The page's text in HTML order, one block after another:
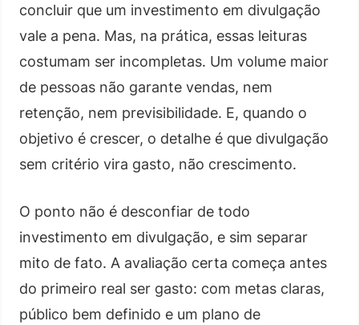
concluir que um investimento em divulgação
vale a pena. Mas, na prática, essas leituras
costumam ser incompletas. Um volume maior
de pessoas não garante vendas, nem
retenção, nem previsibilidade. E, quando o
objetivo é crescer, o detalhe é que divulgação
sem critério vira gasto, não crescimento.
O ponto não é desconfiar de todo
investimento em divulgação, e sim separar
mito de fato. A avaliação certa começa antes
do primeiro real ser gasto: com metas claras,
público bem definido e um plano de